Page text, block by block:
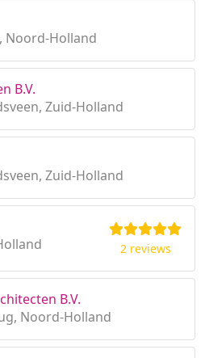
Noord-Holland
B.V.
Zuid-Holland
Zuid-Holland
2 reviews
B.V.
Noord-Holland